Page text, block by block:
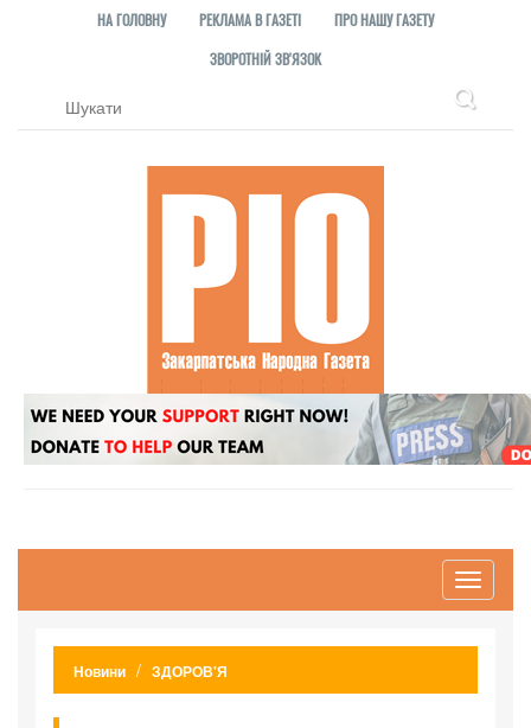
НА ГОЛОВНУ РЕКЛАМА В ГАЗЕТІ
ПРО НАШУ ГАЗЕТУ
ЗВОРОТНІЙ ЗВ'ЯЗОК
Toggle
Новини ЗДОРОВ'Я